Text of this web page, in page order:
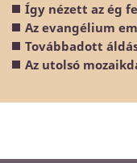
Így nézett az ég
Az evangélium
Továbbadott
Az utolsó